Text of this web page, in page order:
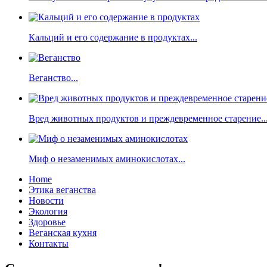
Кальций и его содержание в продуктах...
Веганство...
Вред животных продуктов и преждевременное
Миф о незаменимых аминокислотах...
Home
Этика веганства
Новости
Экология
Здоровье
Веганская кухня
Контакты